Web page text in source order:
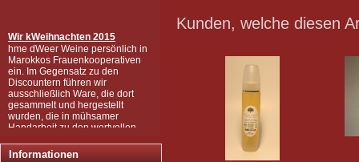
Kunden, welche diesen
hme dWeer Weine persönlich in
Marokkos Frauenkooperativen
ein. Im Gegensatz zu den
Discountern führen wir
ausschließlich Ware, die dort
gesammelt und hergestellt
wurden, die in mühsamer
Handarbeit zu den wertvollen
Produkten wurden, wie Sie sie
bei uns kaufen können.
Wir sind zudem von der EU als
Informationen